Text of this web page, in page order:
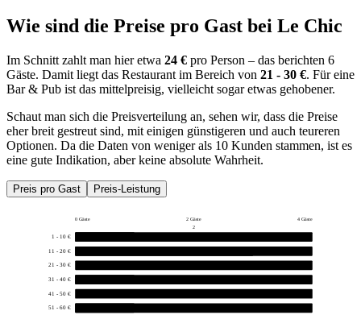
Wie sind die Preise pro Gast bei Le Chic
Im Schnitt zahlt man hier etwa 24 € pro Person – das berichten 6
Gäste. Damit liegt das Restaurant im Bereich von 21 - 30 €. Für eine
Bar & Pub ist das mittelpreisig, vielleicht sogar etwas gehobener.
Schaut man sich die Preisverteilung an, sehen wir, dass die Preise
eher breit gestreut sind, mit einigen günstigeren und auch teureren
Optionen. Da die Daten von weniger als 10 Kunden stammen, ist es
eine gute Indikation, aber keine absolute Wahrheit.
Preis pro Gast Preis-Leistung
0 Gäste 2 Gäste
4 Gäste
2
1 - 10 €
11 - 20 €
21 - 30 €
31 - 40 €
41 - 50 €
51 - 60 €